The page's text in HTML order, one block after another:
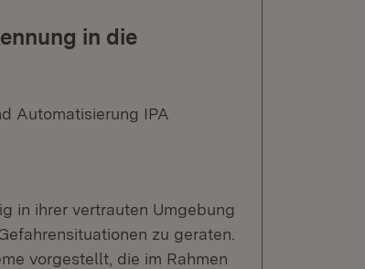
in die
Automatisierung IPA
in ihrer vertrauten Umgebung
zu geraten.
vorgestellt, die im Rahmen